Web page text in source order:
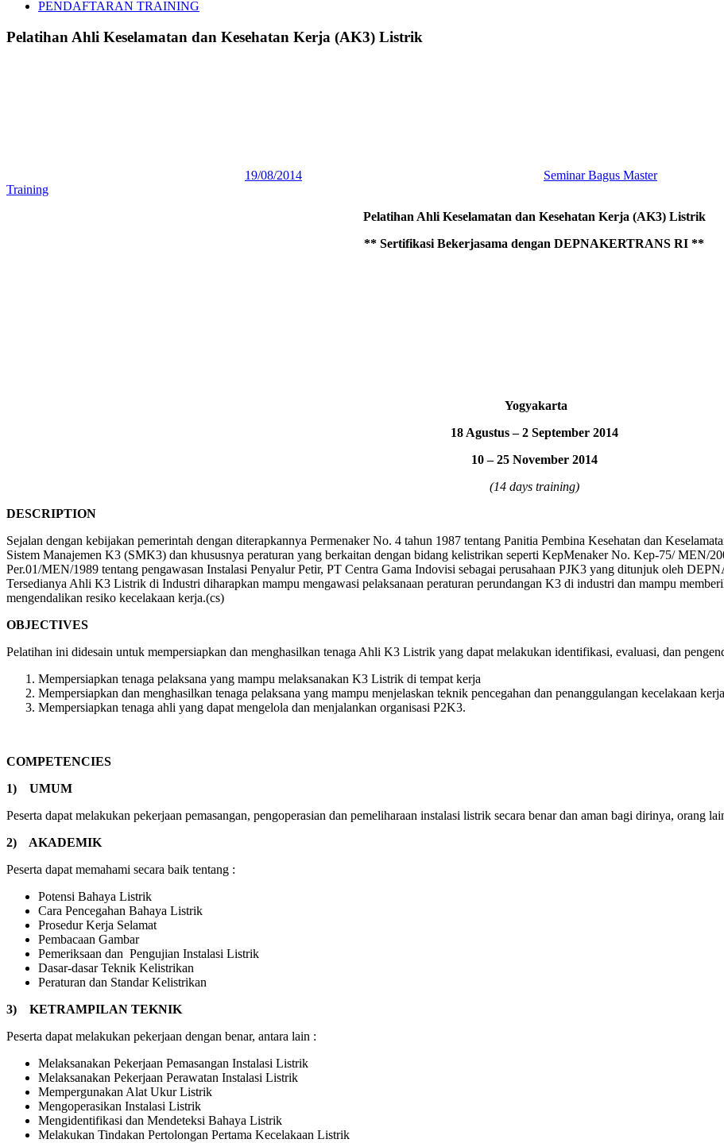
PENDAFTARAN TRAINING
Pelatihan Ahli Keselamatan dan Kesehatan Kerja (AK3) Listrik
19/08/2014 Seminar Bagus Master
Training
Pelatihan Ahli Keselamatan dan Kesehatan Kerja (AK3) Listrik
** Sertifikasi Bekerjasama dengan DEPNAKERTRANS RI **
Yogyakarta
18 Agustus – 2 September 2014
10 – 25 November 2014
(14 days training)
DESCRIPTION
Sejalan dengan kebijakan pemerintah dengan diterapkannya Permenaker No. 4 tahun 1987 tentang Panitia Pembina Kesehatan dan
Sistem Manajemen K3 (SMK3) dan khususnya peraturan yang berkaitan dengan bidang kelistrikan seperti KepMenaker No. Kep-75/ MEN/
Per.01/MEN/1989 tentang pengawasan Instalasi Penyalur Petir, PT Centra Gama Indovisi sebagai perusahaan PJK3 yang ditunjuk oleh
Tersedianya Ahli K3 Listrik di Industri diharapkan mampu mengawasi pelaksanaan peraturan perundangan K3 di industri dan mampu
mengendalikan resiko kecelakaan kerja.(cs)
OBJECTIVES
Pelatihan ini didesain untuk mempersiapkan dan menghasilkan tenaga Ahli K3 Listrik yang dapat melakukan identifikasi, evaluasi, dan
Mempersiapkan tenaga pelaksana yang mampu melaksanakan K3 Listrik di tempat kerja
Mempersiapkan dan menghasilkan tenaga pelaksana yang mampu menjelaskan teknik pencegahan dan penanggulangan kecelakaan
Mempersiapkan tenaga ahli yang dapat mengelola dan menjalankan organisasi P2K3.
COMPETENCIES
1) UMUM
Peserta dapat melakukan pekerjaan pemasangan, pengoperasian dan pemeliharaan instalasi listrik secara benar dan aman bagi dirinya, orang
2) AKADEMIK
Peserta dapat memahami secara baik tentang :
Potensi Bahaya Listrik
Cara Pencegahan Bahaya Listrik
Prosedur Kerja Selamat
Pembacaan Gambar
Pemeriksaan dan Pengujian Instalasi Listrik
Dasar-dasar Teknik Kelistrikan
Peraturan dan Standar Kelistrikan
3) KETRAMPILAN TEKNIK
Peserta dapat melakukan pekerjaan dengan benar, antara lain :
Melaksanakan Pekerjaan Pemasangan Instalasi Listrik
Melaksanakan Pekerjaan Perawatan Instalasi Listrik
Mempergunakan Alat Ukur Listrik
Mengoperasikan Instalasi Listrik
Mengidentifikasi dan Mendeteksi Bahaya Listrik
Melakukan Tindakan Pertolongan Pertama Kecelakaan Listrik